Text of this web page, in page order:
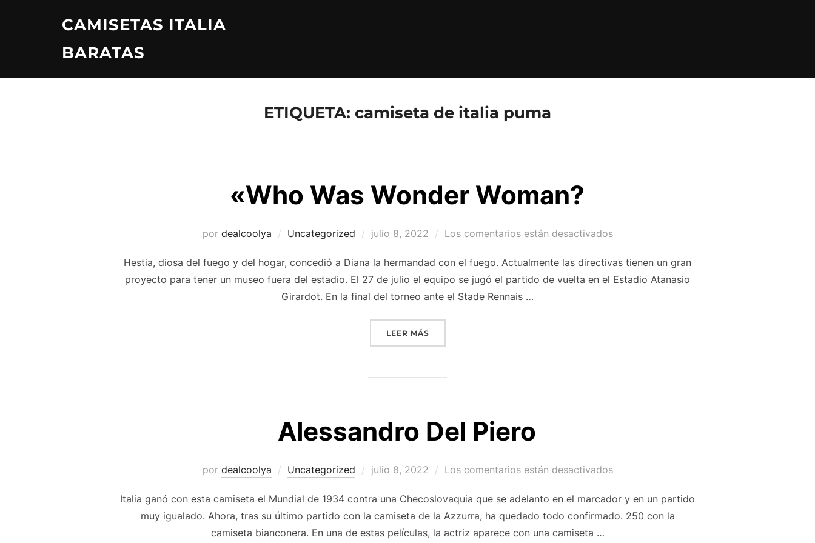
CAMISETAS ITALIA
BARATAS
ETIQUETA: camiseta de italia puma
«Who Was Wonder Woman?
por dealcoolya Uncategorized
Publicado
julio 8, 2022 Los comentarios están desactivados
Hestia, diosa del fuego y del hogar, concedió a Diana la hermandad con el fuego. Actualmente las directivas tienen un gran
proyecto para tener un museo fuera del estadio. El 27 de julio el equipo se jugó el partido de vuelta en el Estadio Atanasio
Girardot. En la final del torneo ante el Stade Rennais …
LEER MÁS««WHO WAS WONDER WOMAN?»
Alessandro Del Piero
por dealcoolya Uncategorized
Publicado
julio 8, 2022 Los comentarios están desactivados
Italia ganó con esta camiseta el Mundial de 1934 contra una Checoslovaquia que se adelanto en el marcador y en un partido
muy igualado. Ahora, tras su último partido con la camiseta de la Azzurra, ha quedado todo confirmado. 250 con la
camiseta bianconera. En una de estas películas, la actriz aparece con una camiseta …